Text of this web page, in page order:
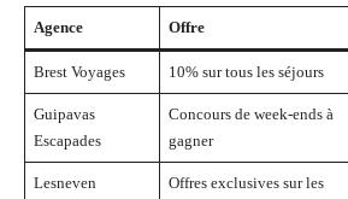
Agence Offre
Brest Voyages 10% sur tous les séjours
Guipavas
Escapades
Concours de week-ends à
gagner
Lesneven
Offres exclusives sur les